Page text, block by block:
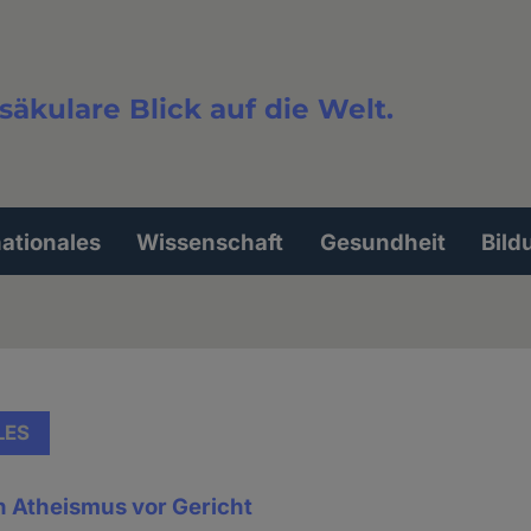
Blick auf die Welt.
Wissenschaft Gesundheit
Atheismus vor Gericht